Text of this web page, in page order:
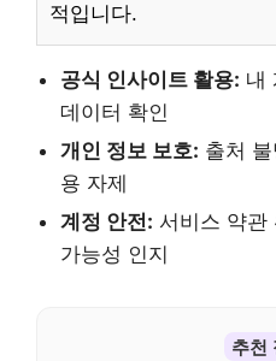
적입니다.
공식 인사이트 활용: 내
데이터 확인
개인 정보 보호: 출처
용 자제
계정 안전: 서비스 약관
가능성 인지
추천